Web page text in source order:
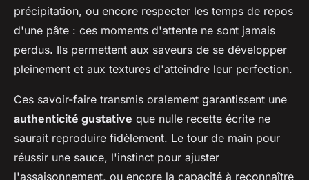
précipitation, ou encore respecter les temps de repos
d'une pâte : ces moments d'attente ne sont jamais
perdus. Ils permettent aux saveurs de se développer
pleinement et aux textures d'atteindre leur perfection.
Ces savoir-faire transmis oralement garantissent une
authenticité gustative que nulle recette écrite ne
saurait reproduire fidèlement. Le tour de main pour
réussir une sauce, l'instinct pour ajuster
l'assaisonnement, ou encore la capacité à reconnaître